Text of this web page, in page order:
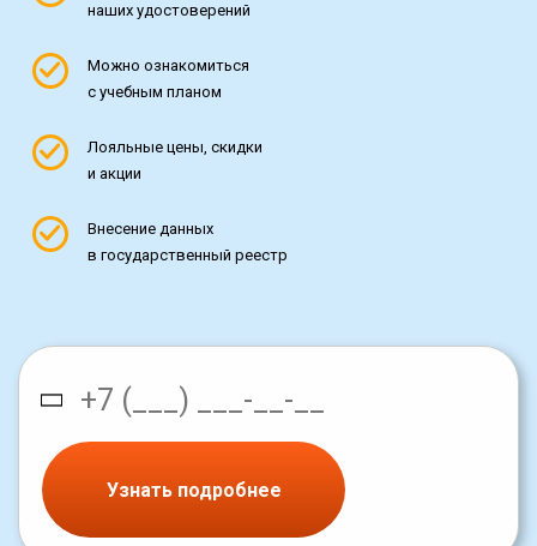
наших удостоверений
Можно ознакомиться
с учебным планом
Лояльные цены, скидки
и акции
Внесение данных
в государственный реестр
Узнать подробнее